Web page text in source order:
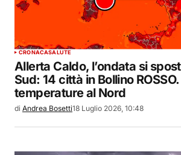
CRONACASALUTE
Allerta Caldo, l’ondata si
Sud: 14 città in Bollino
temperature al Nord
di Andrea Bosetti18 Luglio 2026, 10:48